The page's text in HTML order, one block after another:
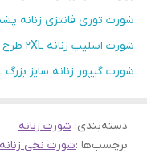
شورت توری فانتزی زنانه
شورت اسلیپ زنانه 2XL طرح دار | وارداتی
شورت گیپور زنانه سایز بزرگ 4XL |سایز 48 تا 52
دسته‌بندی: شورت زنانه
برچسب‌ها :شورت نخی زنانه